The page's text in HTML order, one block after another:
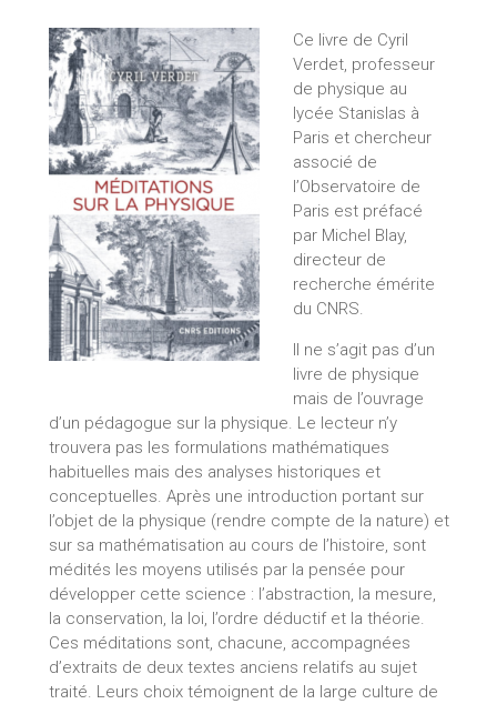
Ce livre de Cyril
Verdet, professeur
de physique au
lycée Stanislas à
Paris et chercheur
associé de
l’Observatoire de
Paris est préfacé
par Michel Blay,
directeur de
recherche émérite
du CNRS.
Il ne s’agit pas d’un
livre de physique
mais de l’ouvrage
d’un pédagogue sur la physique. Le lecteur n’y
trouvera pas les formulations mathématiques
habituelles mais des analyses historiques et
conceptuelles. Après une introduction portant sur
l’objet de la physique (rendre compte de la nature) et
sur sa mathématisation au cours de l’histoire, sont
médités les moyens utilisés par la pensée pour
développer cette science : l’abstraction, la mesure,
la conservation, la loi, l’ordre déductif et la théorie.
Ces méditations sont, chacune, accompagnées
d’extraits de deux textes anciens relatifs au sujet
traité. Leurs choix témoignent de la large culture de